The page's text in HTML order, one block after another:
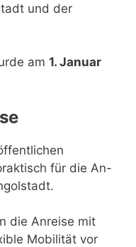
und der
am 1. Januar
für die An-
die Anreise mit
Mobilität vor